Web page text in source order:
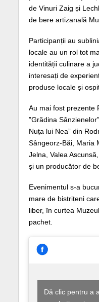
de Vinuri Zaig și
de bere artizanală
Participanții au
locale au un rol tot
identității culinare a
interesați de
produse locale și
Au mai fost prezente
”Grădina
Nuța lui Nea” din
Sângeorz-Băi, Maria
Jelna, Valea
și un producător de
Evenimentul s-a
mare de bistrițeni
liber, în curtea
pachet.
Dă clic pentru a